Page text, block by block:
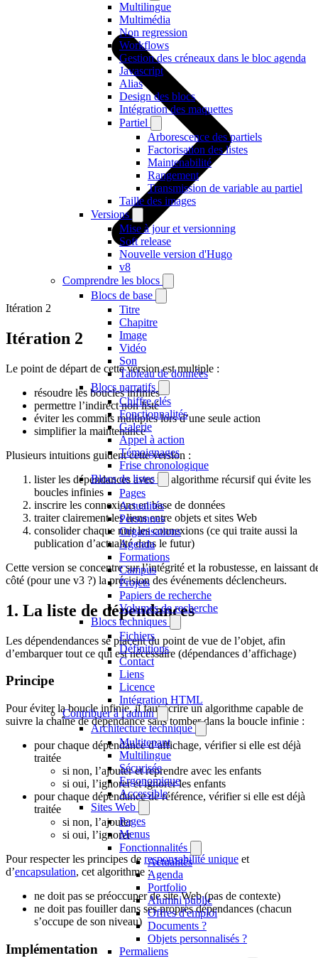
Multilingue
Multimédia
Non regression
Workflows
Gestion des créneaux dans le bloc agenda
Javascript
Alias
Design des blocs
Intégration des maquettes
Partiel
Arborescence des partiels
Factorisation des listes
Maintenabilité
Rangement
Transmission de variable au partiel
Taille des images
Versions
Mise à jour et versionning
Soft release
Nouvelle version d'Hugo
v8
Comprendre les blocs
Blocs de base
Titre
Chapitre
Image
Vidéo
Son
Tableau de données
Blocs narratifs
Chiffre clés
Fonctionnalités
Galerie
Appel à action
Témoignages
Frise chronologique
Blocs de listes
Pages
Actualités
Personnes
Organisations
Agenda
Formations
Campus
Projets
Papiers de recherche
Volumes de recherche
Blocs techniques
Fichiers
Définitions
Contact
Liens
Licence
Intégration HTML
Contribuer à l'admin
Architecture technique
Multitenant
Multilingue
Sécurisée
Ergonomique
Accessible
Sites Web
Pages
Menus
Fonctionnalités
Actualités
Agenda
Portfolio
Alumni public
Offres d'emploi
Documents ?
Objets personnalisés ?
Permaliens
Itération 2
Itération 2
Le point de départ de cette version est multiple :
résoudre les boucles infinies
permettre l’indirect non listé
éviter les commits multiples lors d’une seule action
simplifier la maintenance
Plusieurs intuitions guident cette version :
lister les dépendances avec un algorithme récursif qui évite les
boucles infinies
inscrire les connexions en base de données
traiter clairement les liens entre objets et sites Web
consolider chaque nuit les connexions (ce qui traite aussi la
publication d’actualité dans le futur)
Cette version se concentre sur l’intégrité et la robustesse, en laissant
côté (pour une v3 ?) la précision des événements déclencheurs.
1. La liste de dépendances
Les dépendendances se placent du point de vue de l’objet, afin
d’embarquer tout ce qui est nécessaire (dépendances d’affichage)
Principe
Pour éviter la boucle infinie, il faut écrire un algorithme capable de
suivre la chaîne de dépendance sans tomber dans la boucle infinie :
pour chaque dépendance d’affichage, vérifier si elle est déjà
traitée
si non, l’ajouter et reprendre avec les enfants
si oui, l’ignorer et ignorer les enfants
pour chaque dépendance de référence, vérifier si elle est déjà
traitée
si non, l’ajouter
si oui, l’ignorer
Pour respecter les principes de responsabilité unique et
d’encapsulation, cet algorithme :
ne doit pas se préoccuper de site Web (pas de contexte)
ne doit pas fouiller dans ses propres dépendances (chacun
s’occupe de son niveau)
Implémentation